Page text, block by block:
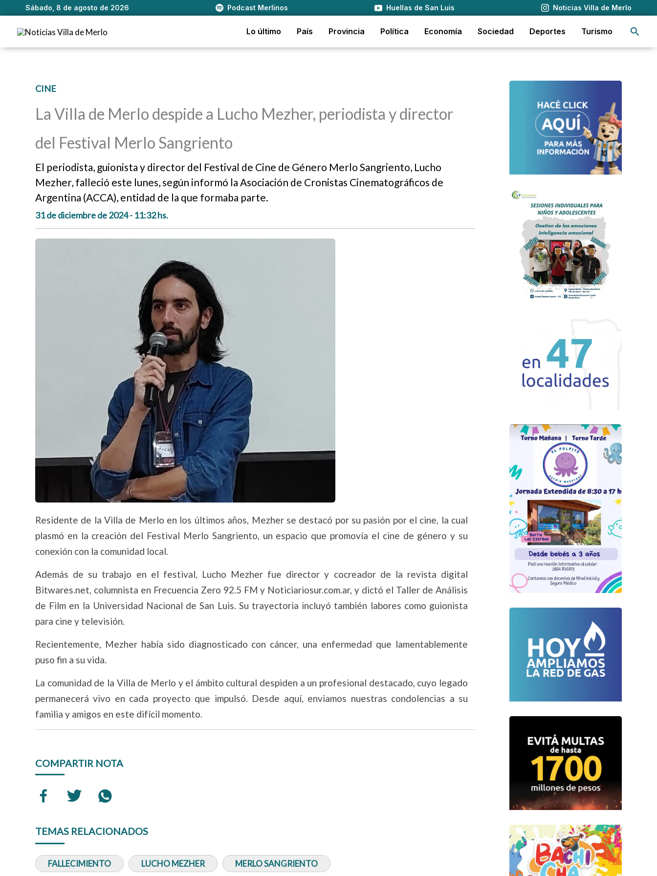
Sábado, 8 de agosto de 2026 Podcast Merlinos Huellas de San Luis Noticias Villa de Merlo
contenido
Lo último País Provincia Política Economía Sociedad Deportes Turismo
CINE
La Villa de Merlo despide a Lucho Mezher, periodista y director
del Festival Merlo Sangriento
El periodista, guionista y director del Festival de Cine de Género Merlo Sangriento, Lucho
Mezher, falleció este lunes, según informó la Asociación de Cronistas Cinematográficos de
Argentina (ACCA), entidad de la que formaba parte.
31 de diciembre de 2024 - 11:32 hs.
Residente de la Villa de Merlo en los últimos años, Mezher se destacó por su pasión por el cine, la cual
plasmó en la creación del Festival Merlo Sangriento, un espacio que promovía el cine de género y su
conexión con la comunidad local.
Además de su trabajo en el festival, Lucho Mezher fue director y cocreador de la revista digital
Bitwares.net, columnista en Frecuencia Zero 92.5 FM y Noticiariosur.com.ar, y dictó el Taller de Análisis
de Film en la Universidad Nacional de San Luis. Su trayectoria incluyó también labores como guionista
para cine y televisión.
Recientemente, Mezher había sido diagnosticado con cáncer, una enfermedad que lamentablemente
puso fin a su vida.
La comunidad de la Villa de Merlo y el ámbito cultural despiden a un profesional destacado, cuyo legado
permanecerá vivo en cada proyecto que impulsó. Desde aquí, enviamos nuestras condolencias a su
familia y amigos en este difícil momento.
COMPARTIR NOTA
TEMAS RELACIONADOS
FALLECIMIENTO LUCHO MEZHER MERLO SANGRIENTO